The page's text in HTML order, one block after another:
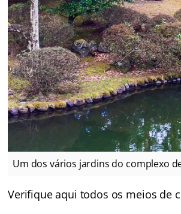
Um dos vários jardins do complexo
Verifique aqui todos os meios de